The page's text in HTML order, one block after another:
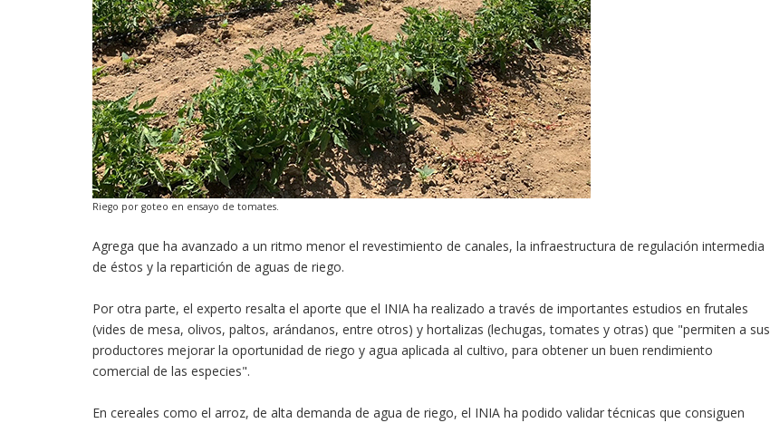
Riego por goteo en ensayo de tomates.
Agrega que ha avanzado a un ritmo menor el revestimiento de canales, la infraestructura de regulación intermedia
de éstos y la repartición de aguas de riego.
Por otra parte, el experto resalta el aporte que el INIA ha realizado a través de importantes estudios en frutales
(vides de mesa, olivos, paltos, arándanos, entre otros) y hortalizas (lechugas, tomates y otras) que "permiten a sus
productores mejorar la oportunidad de riego y agua aplicada al cultivo, para obtener un buen rendimiento
comercial de las especies".
En cereales como el arroz, de alta demanda de agua de riego, el INIA ha podido validar técnicas que consiguen